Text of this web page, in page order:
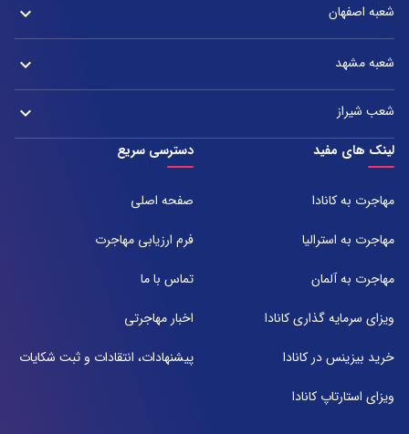
آدرس:
شعبه تهران : خیابان ولیعصر، بین چهار راه پسیان و زعفرانیه – پلاک 2880
تلفن:
021-37972000
شعبه اصفهان keyboard_arrow_down
دفتر اصفهان: میدان آزادی، خیابان سعادت آباد، هولدینگ پارس پندار نهاد
تلفن:
021-43000054
شعبه مشهد keyboard_arrow_down
مشهد، بلوار هفت تیر نبش هفت تیر ۸ برج اداری آرمیتاژ طبقه ۱۶ واحد ۱۶۰۵
تلفن:
051-31737000
شعب شیراز keyboard_arrow_down
شعبه 1
آدرس:
تلفن:
شعبه 2
تلفن:
لینک های مفید
مهاجرت به کانادا
مهاجرت به استرالیا
مهاجرت به آلمان
ویزای سرمایه گذاری کانادا
خرید بیزینس در کانادا
ویزای استارتاپ کانادا
دسترسی سریع
صفحه اصلی
فرم ارزیابی مهاجرت
تماس با ما
اخبار مهاجرتی
پیشنهادات، انتقادات و ثبت شکایات